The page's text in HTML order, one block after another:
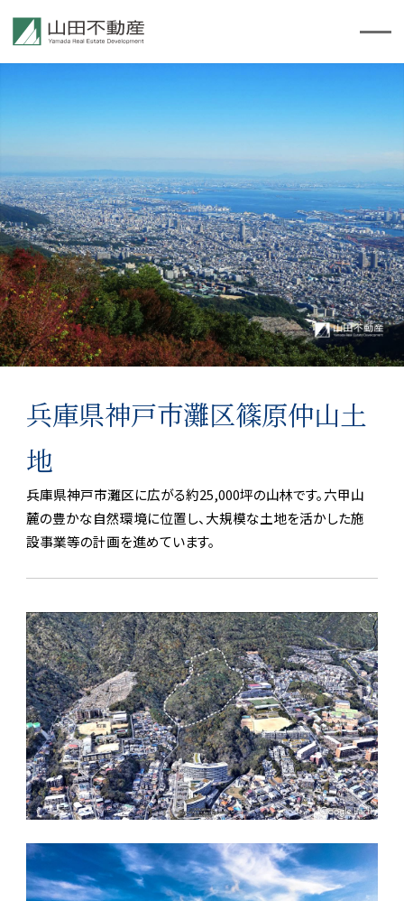
TOP
会社案
内
沿革
事業案
内
兵庫県神戸市灘区篠原仲山土
地
兵庫県神戸市灘区に広がる約25,000坪の山林です。六甲山
麓の豊かな自然環境に位置し、大規模な土地を活かした施
設事業等の計画を進めています。